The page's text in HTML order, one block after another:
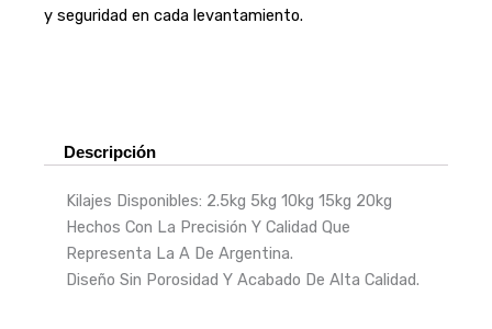
y seguridad en cada levantamiento.
Descripción
Kilajes Disponibles: 2.5kg 5kg 10kg 15kg 20kg
Hechos Con La Precisión Y Calidad Que
Representa La A De Argentina.
Diseño Sin Porosidad Y Acabado De Alta Calidad.